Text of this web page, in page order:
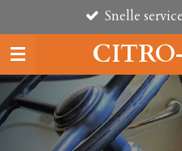
direct
naar
de
hoofdinhoud
Snelle service